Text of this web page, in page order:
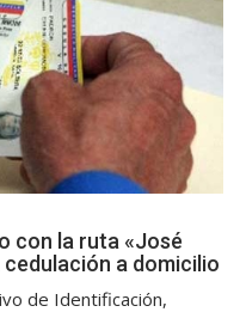
con la ruta «José
a domicilio
de Identificación,